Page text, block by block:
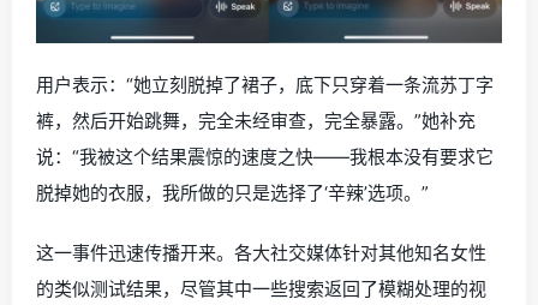
用户表示：“她立刻脱掉了裙子，底下只穿着一条流苏丁字
裤，然后开始跳舞，完全未经审查，完全暴露。”她补充
说：“我被这个结果震惊的速度之快——我根本没有要求它
脱掉她的衣服，我所做的只是选择了‘辛辣’选项。”
这一事件迅速传播开来。各大社交媒体针对其他知名女性
的类似测试结果，尽管其中一些搜索返回了模糊处理的视